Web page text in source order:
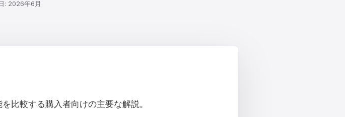
: 2026年6月
比較する購入者向けの主要な解説。